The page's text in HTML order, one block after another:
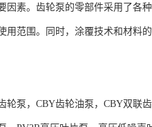
素。齿轮泵的零部件采用了各
范围。同时，涂覆技术和材料
泵，CBY齿轮油泵，CBY双联